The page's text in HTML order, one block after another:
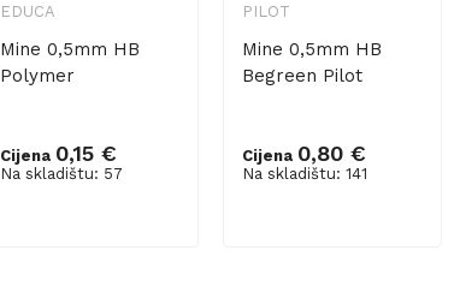
EDUCA
Mine 0,5mm HB
Polymer
Cijena 0,15 €
Na skladištu: 57
Dodaj u košaricu
PILOT
Mine 0,5mm HB
Begreen Pilot
Cijena 0,80 €
Na skladištu: 141
Dodaj u košaricu